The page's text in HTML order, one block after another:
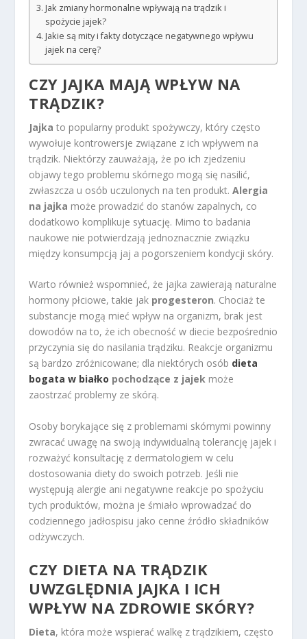
Jak zmiany hormonalne wpływają na trądzik i
spożycie jajek?
Jakie są mity i fakty dotyczące negatywnego wpływu
jajek na cerę?
CZY JAJKA MAJĄ WPŁYW NA
TRĄDZIK?
Jajka to popularny produkt spożywczy, który często
wywołuje kontrowersje związane z ich wpływem na
trądzik. Niektórzy zauważają, że po ich zjedzeniu
objawy tego problemu skórnego mogą się nasilić,
zwłaszcza u osób uczulonych na ten produkt.Alergia
na jajka może prowadzić do stanów zapalnych, co
dodatkowo komplikuje sytuację. Mimo to badania
naukowe nie potwierdzają jednoznacznie związku
między konsumpcją jaj a pogorszeniem kondycji skóry.
Warto również wspomnieć, że jajka zawierają naturalne
hormony płciowe, takie jak progesteron. Chociaż te
substancje mogą mieć wpływ na organizm, brak jest
dowodów na to, że ich obecność w diecie bezpośrednio
przyczynia się do nasilania trądziku. Reakcje organizmu
są bardzo zróżnicowane; dla niektórych osób dieta
bogata w białko pochodzące z jajek może
zaostrzać problemy ze skórą.
Osoby borykające się z problemami skórnymi powinny
zwracać uwagę na swoją indywidualną tolerancję jajek i
rozważyć konsultację z dermatologiem w celu
dostosowania diety do swoich potrzeb. Jeśli nie
występują alergie ani negatywne reakcje po spożyciu
tych produktów, można je śmiało wprowadzać do
codziennego jadłospisu jako cenne źródło składników
odżywczych.
CZY DIETA NA TRĄDZIK
UWZGLĘDNIA JAJKA I ICH
WPŁYW NA ZDROWIE SKÓRY?
Dieta, która może wspierać walkę z trądzikiem, często